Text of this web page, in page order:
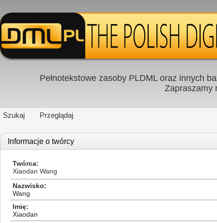
Pełnotekstowe zasoby PLDML oraz innych
Zapraszamy
Szukaj Przeglądaj
Informacje o twórcy
Twórca
Xiaodan Wang
Nazwisko
Wang
Imię
Xiaodan